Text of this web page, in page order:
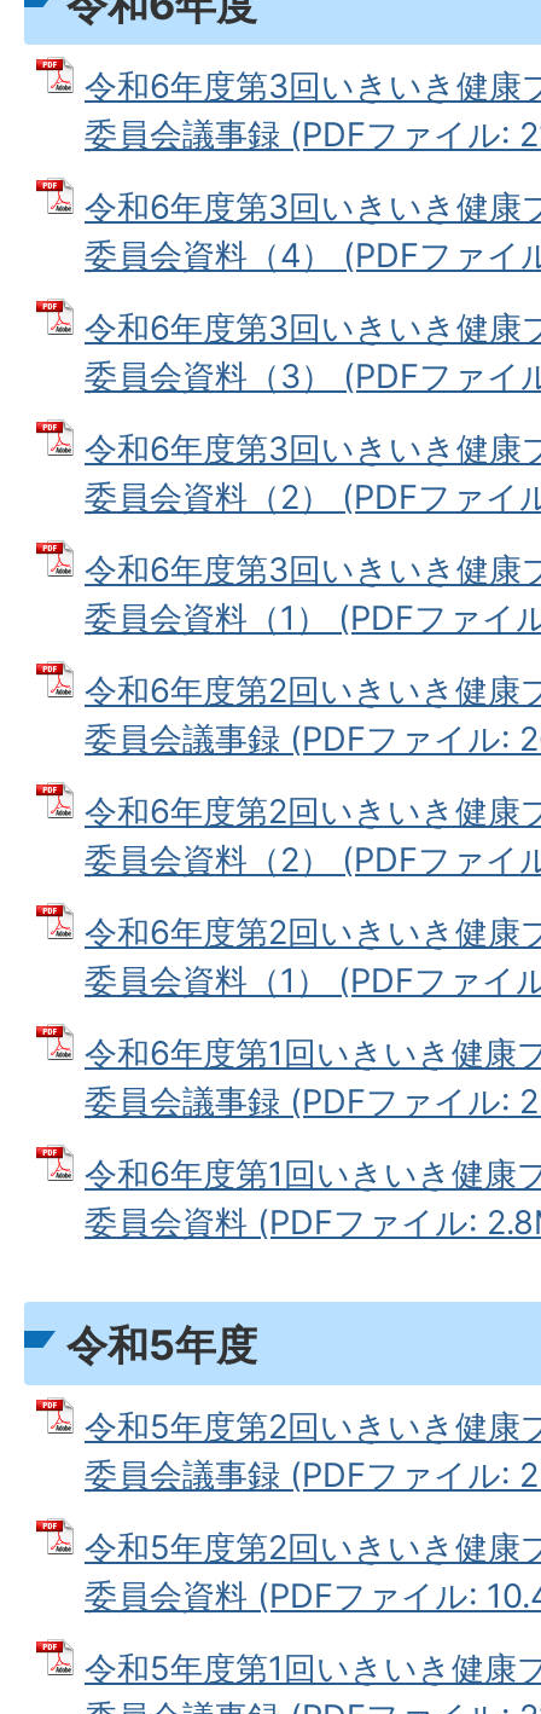
令和6年度第3回いきいき健康
委員会議事録 (PDFファイル:
令和6年度第3回いきいき健康
委員会資料（4） (PDFファイ
令和6年度第3回いきいき健康
委員会資料（3） (PDFファイ
令和6年度第3回いきいき健康
委員会資料（2） (PDFファイ
令和6年度第3回いきいき健康
委員会資料（1） (PDFファイ
令和6年度第2回いきいき健康
委員会議事録 (PDFファイル:
令和6年度第2回いきいき健康
委員会資料（2） (PDFファイ
令和6年度第2回いきいき健康
委員会資料（1） (PDFファイ
令和6年度第1回いきいき健康
委員会議事録 (PDFファイル:
令和6年度第1回いきいき健康
委員会資料 (PDFファイル:
令和5年度
令和5年度第2回いきいき健康
委員会議事録 (PDFファイル:
令和5年度第2回いきいき健康
委員会資料 (PDFファイル:
令和5年度第1回いきいき健康